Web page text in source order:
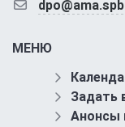
МЕНЮ
Задать
Анонсы